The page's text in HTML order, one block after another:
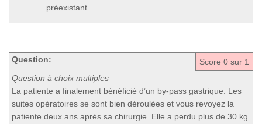
préexistant
Score 0 sur 1
Question:
Question à choix multiples
La patiente a finalement bénéficié d’un by-pass gastrique. Les
suites opératoires se sont bien déroulées et vous revoyez la
patiente deux ans après sa chirurgie. Elle a perdu plus de 30 kg